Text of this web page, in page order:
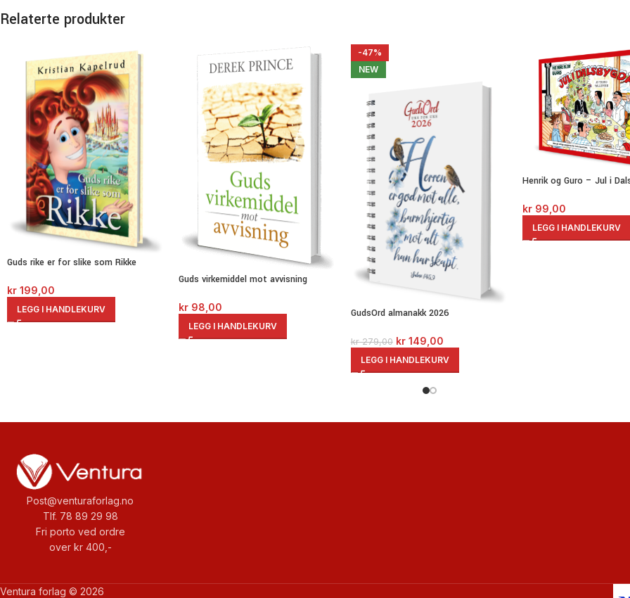
psykologspesialist
les utdrag fra boken her:
Relaterte produkter
Guds rike er for slike som Rikke
kr 199,00
LEGG I HANDLEKURV
Guds virkemiddel mot avvisning
kr 98,00
LEGG I HANDLEKURV
-47%
NEW
GudsOrd almanakk 2026
kr279,00 kr149,00
LEGG I HANDLEKURV
Henrik og Guro – Jul i
kr 99,00
LEGG I HANDLEKURV
Post@venturaforlag.no
Tlf. 78 89 29 98
Fri porto ved ordre
over kr 400,-
Ventura forlag © 2026